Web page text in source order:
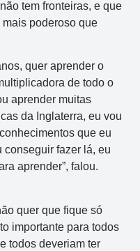
tem fronteiras, e que
poderoso que
quer aprender o
de todo o
aprender muitas
da Inglaterra, eu vou
que eu
conseguir fazer lá, eu
aprender”, falou.
quer que fique só
importante para todos
todos deveriam ter